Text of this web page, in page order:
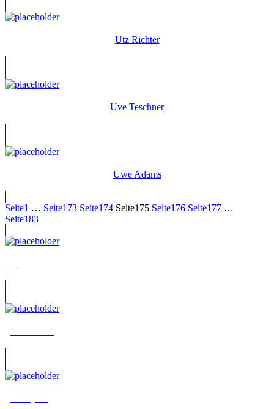
Utz Richter
Uve Teschner
Uwe Adams
Seite1 … Seite173 Seite174 Seite175 Seite176 Seite177 …
Seite183